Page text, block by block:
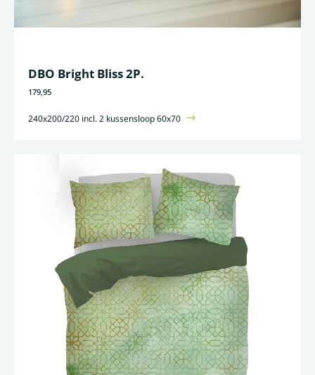
DBO Bright Bliss 2P.
179,95
240x200/220 incl. 2 kussensloop 60x70